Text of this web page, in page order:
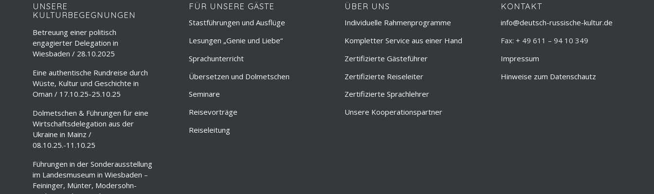
UNSERE
KULTURBEGEGNUNGEN
Betreuung einer politisch
engagierter Delegation in
Wiesbaden / 28.10.2025
Eine authentische Rundreise durch
Wüste, Kultur und Geschichte in
Oman / 17.10.25-25.10.25
Dolmetschen & Führungen für eine
Wirtschaftsdelegation aus der
Ukraine in Mainz /
08.10.25.-11.10.25
Führungen in der Sonderausstellung
im Landesmuseum in Wiesbaden –
Feininger, Münter, Modersohn-
FÜR UNSERE GÄSTE
Stastführungen und Ausflüge
Lesungen „Genie und Liebe“
Sprachunterricht
Übersetzen und Dolmetschen
Seminare
Reisevorträge
Reiseleitung
ÜBER UNS
Individuelle Rahmenprogramme
Kompletter Service aus einer Hand
Zertifizierte Gästeführer
Zertifizierte Reiseleiter
Zertifizierte Sprachlehrer
Unsere Kooperationspartner
KONTAKT
info@deutsch-russische-kultur.de
Fax: + 49 611 – 94 10 349
Impressum
Hinweise zum Datenschautz